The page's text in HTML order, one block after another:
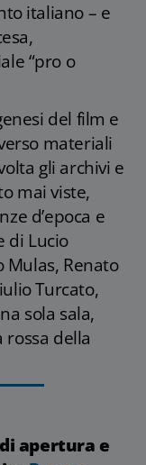
italiano – e
“pro o
del film e
materiali
gli archivi e
mai viste,
d’epoca e
di Lucio
Mulas, Renato
Turcato,
sola sala,
della
apertura e